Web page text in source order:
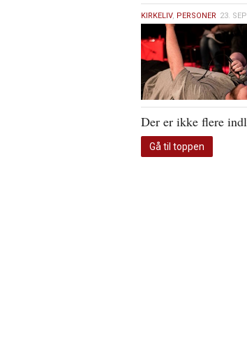
23.
september
2016
KIRKELIV, PERSONER 23.
Der er ikke flere
Gå til toppen